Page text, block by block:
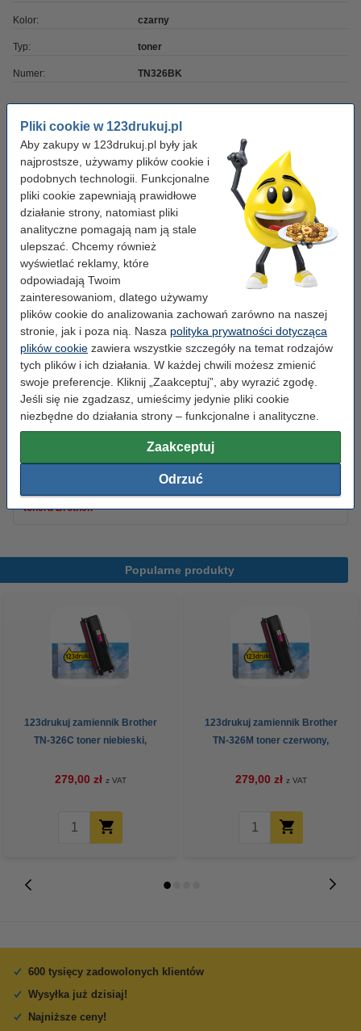
Pliki cookie w 123drukuj.pl
Aby zakupy w 123drukuj.pl były jak
najprostsze, używamy plików cookie i
podobnych technologii. Funkcjonalne
pliki cookie zapewniają prawidłowe
działanie strony, natomiast pliki
analityczne pomagają nam ją stale
ulepszać. Chcemy również
wyświetlać reklamy, które
odpowiadają Twoim
zainteresowaniom, dlatego używamy
plików cookie do analizowania zachowań zarówno na naszej
stronie, jak i poza nią. Nasza polityka prywatności dotycząca
plików cookie zawiera wszystkie szczegóły na temat rodzajów
tych plików i ich działania. W każdej chwili możesz zmienić
swoje preferencje. Kliknij „Zaakceptuj”, aby wyrazić zgodę.
Jeśli się nie zgadzasz, umieścimy jedynie pliki cookie
niezbędne do działania strony – funkcjonalne i analityczne.
Zaakceptuj
Odrzuć
Kolor: czarny
Typ: toner
Numer: TN326BK
Wskazówka: zamów niebieski
123drukuj zamiennik Brother TN-326C toner
niebieski, zwiększona pojemność
279,00 zł
Zamów czerwony
123drukuj zamiennik Brother TN-326M toner
czerwony, zwiększona pojemność
279,00 zł
Zamów żółty
123drukuj zamiennik Brother TN-326Y toner
żółty, zwiększona pojemność
279,00 zł
Wskazówka: zamów papier
Papier ksero A4 80 g/m2 (2500 szt.), 123drukuj
(5 ryz)
Radzimy Państwu zakupić ten toner (wersję 123drukuj) zamiast
tonera Brother.
Popularne produkty
123drukuj zamiennik Brother
TN-326C toner niebieski,
279,00 zł z VAT
123drukuj zamiennik Brother
TN-326M toner czerwony,
279,00 zł z VAT
600 tysięcy zadowolonych klientów
Wysyłka już dzisiaj!
Najniższe ceny!